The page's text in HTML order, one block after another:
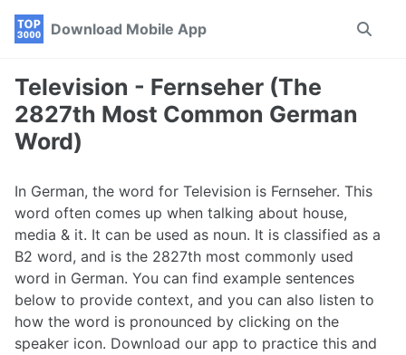
Skip
navigation
Skip
Skip
Download Mobile App
Toggle
Television - Fernseher (The
2827th Most Common German
Word)
In German, the word for Television is Fernseher. This
word often comes up when talking about house,
media & it. It can be used as noun. It is classified as a
B2 word, and is the 2827th most commonly used
word in German. You can find example sentences
below to provide context, and you can also listen to
how the word is pronounced by clicking on the
speaker icon. Download our app to practice this and